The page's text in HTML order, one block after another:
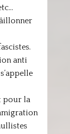
anti
pour la